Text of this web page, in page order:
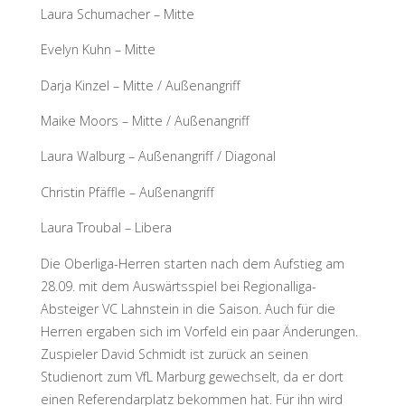
Laura Schumacher – Mitte
Evelyn Kuhn – Mitte
Darja Kinzel – Mitte / Außenangriff
Maike Moors – Mitte / Außenangriff
Laura Walburg – Außenangriff / Diagonal
Christin Pfäffle – Außenangriff
Laura Troubal – Libera
Die Oberliga-Herren starten nach dem Aufstieg am
28.09. mit dem Auswärtsspiel bei Regionalliga-
Absteiger VC Lahnstein in die Saison. Auch für die
Herren ergaben sich im Vorfeld ein paar Änderungen.
Zuspieler David Schmidt ist zurück an seinen
Studienort zum VfL Marburg gewechselt, da er dort
einen Referendarplatz bekommen hat. Für ihn wird